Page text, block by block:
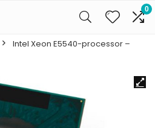
0
Intel Xeon E5540-processor –